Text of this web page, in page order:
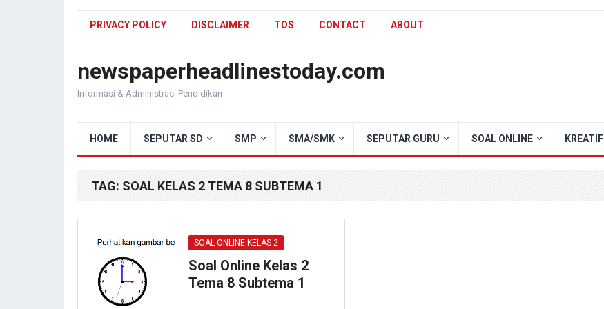
PRIVACY POLICY DISCLAIMER TOS CONTACT ABOUT
newspaperheadlinestoday.com
Informasi & Administrasi Pendidikan
HOME SEPUTAR SD SMP SMA/SMK SEPUTAR GURU SOAL ONLINE KREATIF
TAG: SOAL KELAS 2 TEMA 8 SUBTEMA 1
SOAL ONLINE KELAS 2
Soal Online Kelas 2
Tema 8 Subtema 1